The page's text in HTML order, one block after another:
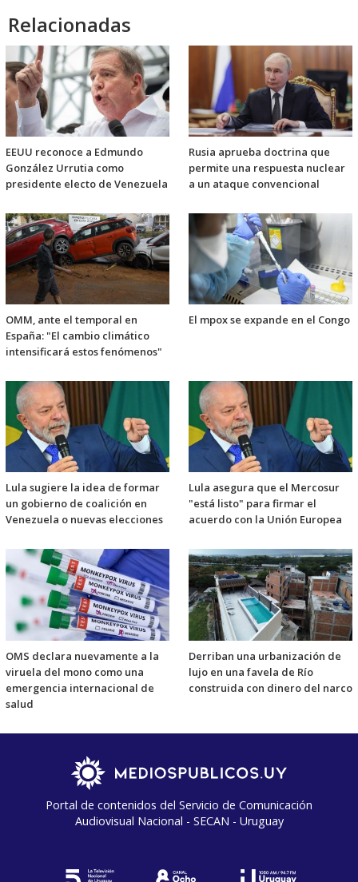
Relacionadas
EEUU reconoce a Edmundo
González Urrutia como
presidente electo de Venezuela
Rusia aprueba doctrina que
permite una respuesta nuclear
a un ataque convencional
OMM, ante el temporal en
España: "El cambio climático
intensificará estos fenómenos"
El mpox se expande en el Congo
Lula sugiere la idea de formar
un gobierno de coalición en
Venezuela o nuevas elecciones
Lula asegura que el Mercosur
"está listo" para firmar el
acuerdo con la Unión Europea
OMS declara nuevamente a la
viruela del mono como una
emergencia internacional de
salud
Derriban una urbanización de
lujo en una favela de Río
construida con dinero del narco
Portal de contenidos del Servicio de Comunicación
Audiovisual Nacional - SECAN - Uruguay